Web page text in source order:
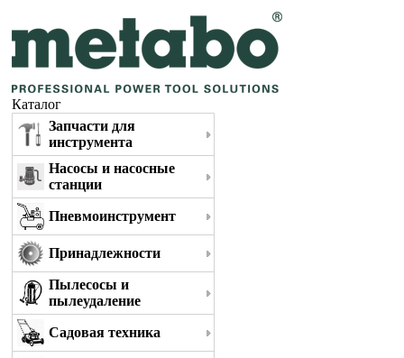
Каталог
Запчасти для
инструмента
Насосы и насосные
станции
Пневмоинструмент
Принадлежности
Пылесосы и
пылеудаление
Садовая техника